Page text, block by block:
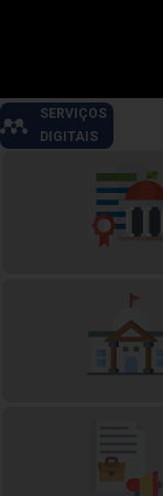
SERVIÇOS
DIGITAIS